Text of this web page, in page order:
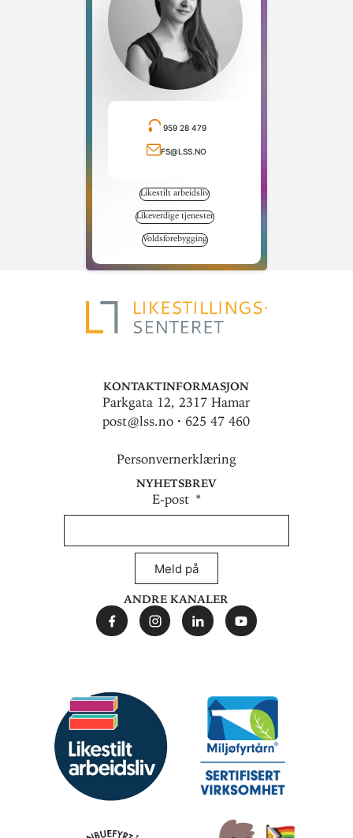
959 28 479
Ring telefonnummer
fs@lss.no
Send e-post
Likestilt arbeidsliv
Likeverdige tjenester
Voldsforebygging
Kontaktinformasjon
Parkgata 12, 2317 Hamar
post@lss.no · 625 47 460
Personvernerklæring
Nyhetsbrev
E-post
Meld på
Andre kanaler